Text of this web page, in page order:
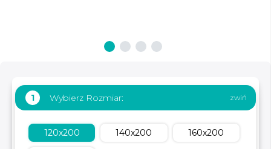
1 Wybierz Rozmiar:
120x200 140x200 160x200